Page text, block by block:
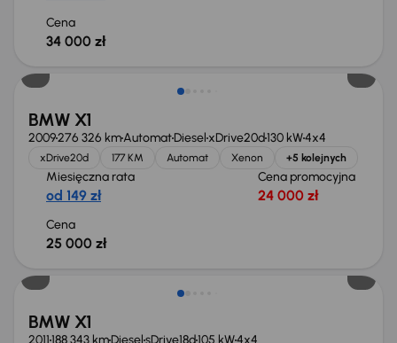
Cena
34 000 zł
BMW X1
2009276 326 kmAutomatDiesel xDrive20d130 kW4x4
xDrive20d 177 KM Automat Xenon +5 kolejnych
Miesięczna rata
od 149 zł
Cena promocyjna
24 000 zł
Cena
25 000 zł
BMW X1
2011188 343 kmDieselsDrive18d105 kW4x4